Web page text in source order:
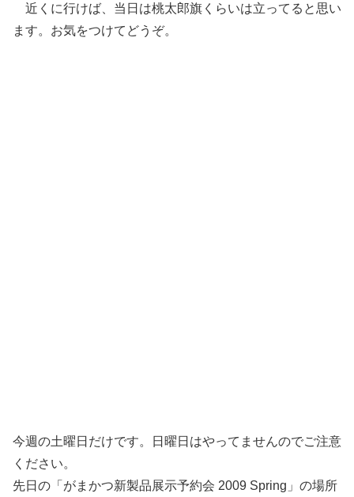
近くに行けば、当日は桃太郎旗くらいは立ってると思い
ます。お気をつけてどうぞ。
今週の土曜日だけです。日曜日はやってませんのでご注意
ください。
先日の「がまかつ新製品展示予約会 2009 Spring」の場所